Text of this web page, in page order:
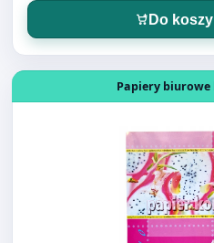
Otwórz produkt: Papier
Papiery biurowe